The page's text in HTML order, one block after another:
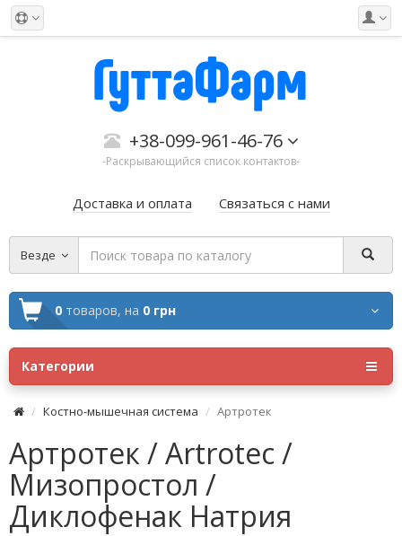
+38-099-961-46-76
-Раскрывающийся список контактов-
Доставка и оплата Связаться с нами
Везде
0 товаров, на 0 грн
Категории
Костно-мышечная система Артротек
Артротек / Artrotec /
Мизопростол /
Диклофенак Натрия